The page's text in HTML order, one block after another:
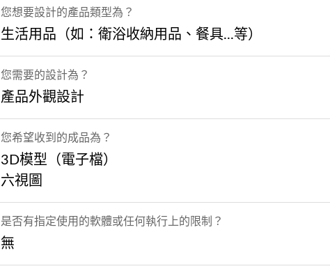
您想要設計的產品類型為？
生活用品（如：衛浴收納用品、餐具...等）
您需要的設計為？
產品外觀設計
您希望收到的成品為？
3D模型（電子檔）
六視圖
是否有指定使用的軟體或任何執行上的限制？
無